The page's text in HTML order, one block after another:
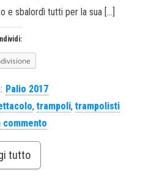
e sbalordì tutti per la sua […]
Palio 2017
, trampoli, trampolisti
commento
tutto